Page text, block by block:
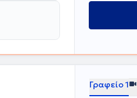
Γνωσιακή
με την
Αθηνών.
σεμιναρίων
της
Γραφείο 1